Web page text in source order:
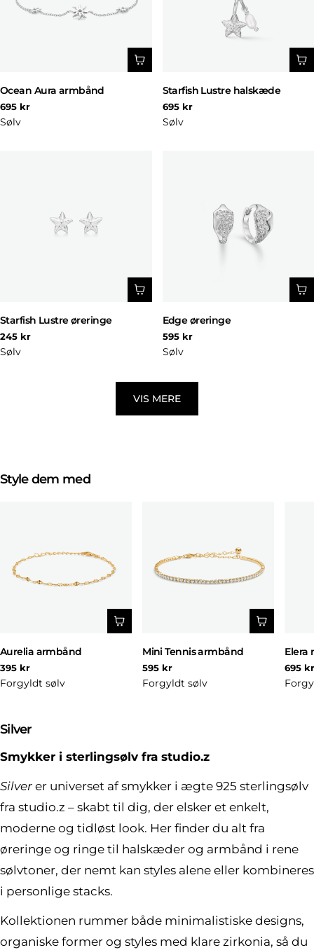
Ocean Aura armbånd
Normal
pris
695 kr
Sølv
Starfish Lustre halskæde
Normal
pris
695 kr
Sølv
Starfish Lustre øreringe
Normal
pris
245 kr
Sølv
Edge øreringe
Normal
pris
595 kr
Sølv
VIS MERE
Style dem med
Aurelia armbånd
Normal
pris
395 kr
Forgyldt sølv
Mini Tennis armbånd
Normal
pris
595 kr
Forgyldt sølv
Elera
pris
695
K
l
l
k
t
i
o
n
Silver
Smykker i sterlingsølv fra studio.z
Silver er universet af smykker i ægte 925 sterlingsølv
fra studio.z – skabt til dig, der elsker et enkelt,
moderne og tidløst look. Her finder du alt fra
øreringe og ringe til halskæder og armbånd i rene
sølvtoner, der nemt kan styles alene eller kombineres
i personlige stacks.
Kollektionen rummer både minimalistiske designs,
organiske former og styles med klare zirkonia, så du